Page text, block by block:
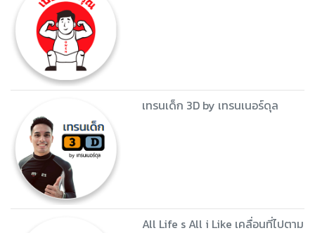
เทรนเด็ก 3D by เทรนเนอร์ดุล
All Life s All i Like เคลื่อนที่ไปตาม